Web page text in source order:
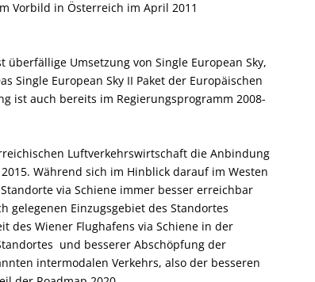
Vorbild in Österreich im April 2011
Umsetzung von Single European Sky,
Single European Sky II Paket der Europäischen
ist auch bereits im Regierungsprogramm 2008-
Luftverkehrswirtschaft die Anbindung
Während sich im Hinblick darauf im Westen
via Schiene immer besser erreichbar
gelegenen Einzugsgebiet des Standortes
des Wiener Flughafens via Schiene in der
und besserer Abschöpfung der
intermodalen Verkehrs, also der besseren